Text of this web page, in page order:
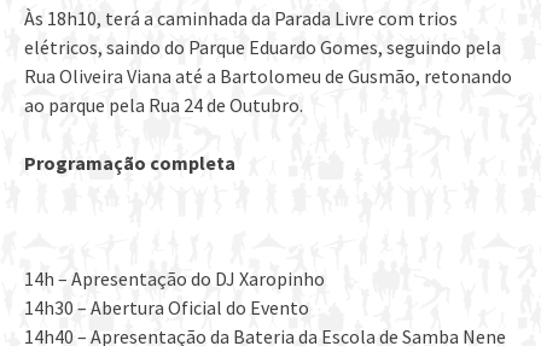
Às 18h10, terá a caminhada da Parada Livre com trios
elétricos, saindo do Parque Eduardo Gomes, seguindo pela
Rua Oliveira Viana até a Bartolomeu de Gusmão, retonando
ao parque pela Rua 24 de Outubro.
Programação completa
14h – Apresentação do DJ Xaropinho
14h30 – Abertura Oficial do Evento
14h40 – Apresentação da Bateria da Escola de Samba Nene